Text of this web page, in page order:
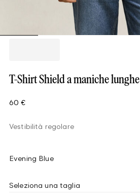
T-Shirt Shield a maniche lunghe
60 €
Vestibilità regolare
Evening Blue
Seleziona una taglia